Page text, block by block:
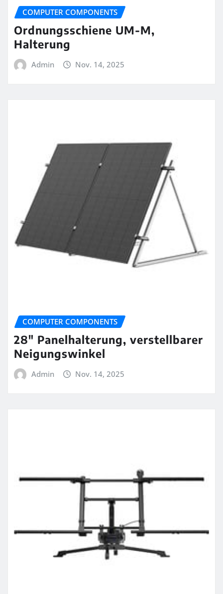
COMPUTER COMPONENTS
Ordnungsschiene UM-M,
Halterung
Admin Nov. 14, 2025
COMPUTER COMPONENTS
28″ Panelhalterung, verstellbarer
Neigungswinkel
Admin Nov. 14, 2025